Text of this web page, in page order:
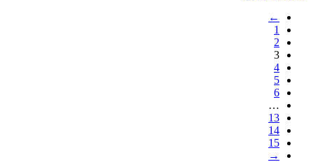
←
1
2
3
4
5
6
…
13
14
15
→